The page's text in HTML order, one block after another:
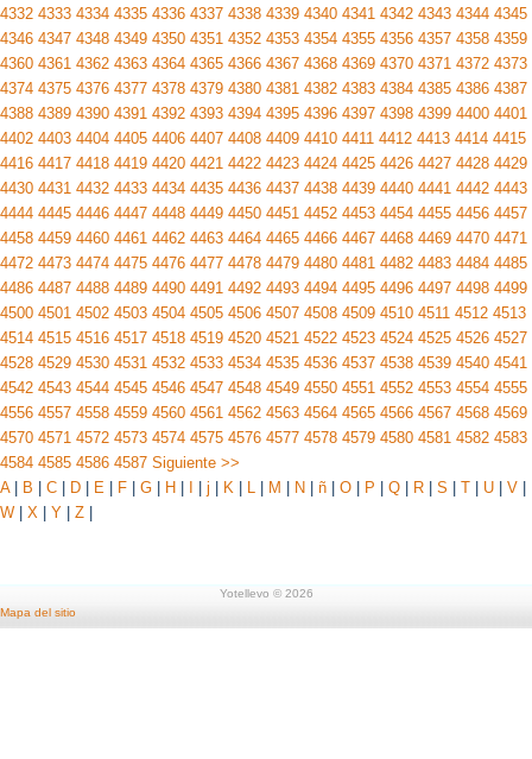
4332 4333 4334 4335 4336 4337 4338 4339 4340 4341 4342 4343 4344 4345
4346 4347 4348 4349 4350 4351 4352 4353 4354 4355 4356 4357 4358 4359
4360 4361 4362 4363 4364 4365 4366 4367 4368 4369 4370 4371 4372 4373
4374 4375 4376 4377 4378 4379 4380 4381 4382 4383 4384 4385 4386 4387
4388 4389 4390 4391 4392 4393 4394 4395 4396 4397 4398 4399 4400 4401
4402 4403 4404 4405 4406 4407 4408 4409 4410 4411 4412 4413 4414 4415
4416 4417 4418 4419 4420 4421 4422 4423 4424 4425 4426 4427 4428 4429
4430 4431 4432 4433 4434 4435 4436 4437 4438 4439 4440 4441 4442 4443
4444 4445 4446 4447 4448 4449 4450 4451 4452 4453 4454 4455 4456 4457
4458 4459 4460 4461 4462 4463 4464 4465 4466 4467 4468 4469 4470 4471
4472 4473 4474 4475 4476 4477 4478 4479 4480 4481 4482 4483 4484 4485
4486 4487 4488 4489 4490 4491 4492 4493 4494 4495 4496 4497 4498 4499
4500 4501 4502 4503 4504 4505 4506 4507 4508 4509 4510 4511 4512 4513
4514 4515 4516 4517 4518 4519 4520 4521 4522 4523 4524 4525 4526 4527
4528 4529 4530 4531 4532 4533 4534 4535 4536 4537 4538 4539 4540 4541
4542 4543 4544 4545 4546 4547 4548 4549 4550 4551 4552 4553 4554 4555
4556 4557 4558 4559 4560 4561 4562 4563 4564 4565 4566 4567 4568 4569
4570 4571 4572 4573 4574 4575 4576 4577 4578 4579 4580 4581 4582 4583
4584 4585 4586 4587 Siguiente >>
A| B C D E F G H j K L M N ñ O P Q R S T U V
W
X Y Z
Yotellevo © 2026
Mapa del sitio